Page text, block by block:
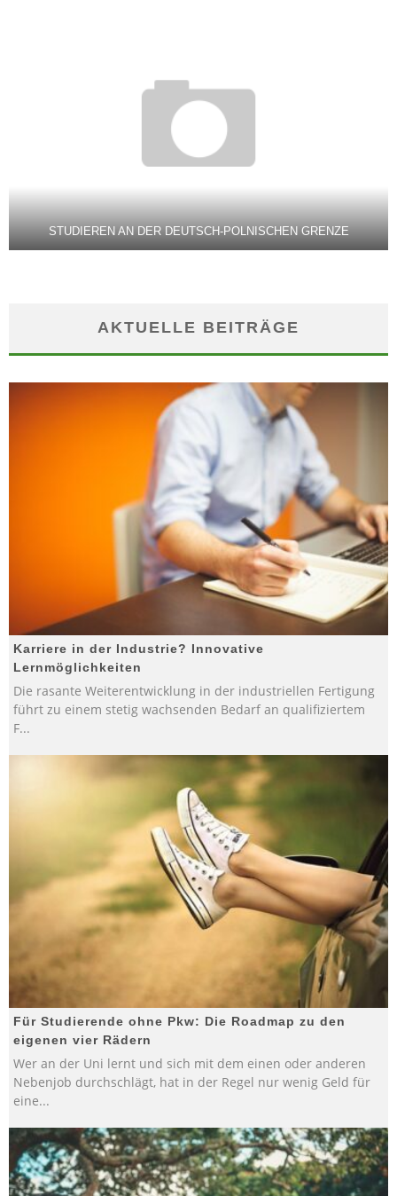
STUDIEREN AN DER DEUTSCH-POLNISCHEN GRENZE
AKTUELLE BEITRÄGE
Karriere in der Industrie? Innovative
Lernmöglichkeiten
Die rasante Weiterentwicklung in der industriellen Fertigung
führt zu einem stetig wachsenden Bedarf an qualifiziertem
F...
Für Studierende ohne Pkw: Die Roadmap zu den
eigenen vier Rädern
Wer an der Uni lernt und sich mit dem einen oder anderen
Nebenjob durchschlägt, hat in der Regel nur wenig Geld für
eine...